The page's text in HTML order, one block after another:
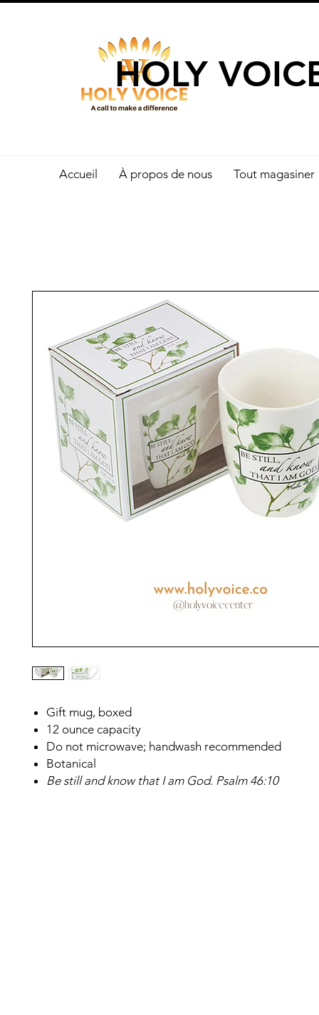
HOLY
Accueil À propos de nous Tout magasiner
Gift mug, boxed
12 ounce capacity
Do not microwave; handwash recommended
Botanical
Be still and know that I am God. Psalm 46:10